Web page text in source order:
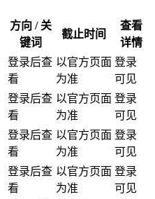
方向 / 关
键词
截止时间
查看
详情
登录后查
看
以官方页面
为准
登录
可见
登录后查
看
以官方页面
为准
登录
可见
登录后查
看
以官方页面
为准
登录
可见
登录后查
看
以官方页面
为准
登录
可见